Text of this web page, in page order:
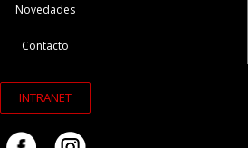
Novedades
Contacto
INTRANET